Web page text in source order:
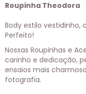
Roupinha Theodora
Body estilo
Perfeito!
Nossas Roupinhas e
carinho e dedicação,
ensaios mais
fotografia.